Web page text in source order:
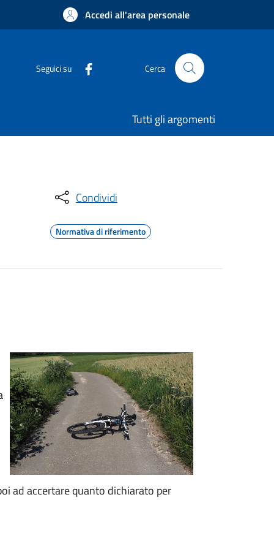
Accedi all'area personale
Seguici su Cerca
Tutti gli argomenti
Condividi
Normativa di riferimento
ad accertare quanto dichiarato per